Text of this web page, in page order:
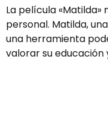
La película
personal. Matilda,
una herramienta
valorar su